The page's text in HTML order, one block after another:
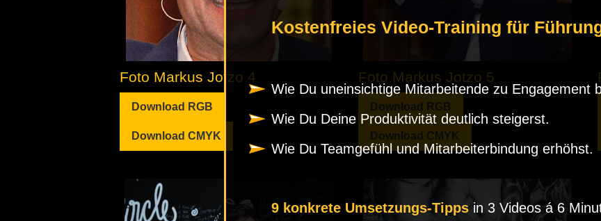
Foto Markus Jotzo 4
Download RGB
Download CMYK
Foto Markus Jotzo 5
Download RGB
Download CMYK
Kostenfreies Video-Training für
Wie Du uneinsichtige Mitarbeitende zu Engagement
Wie Du Deine Produktivität deutlich steigerst.
Wie Du Teamgefühl und Mitarbeiterbindung erhöhst.
9 konkrete Umsetzungs-Tippsin 3 Videos á 6